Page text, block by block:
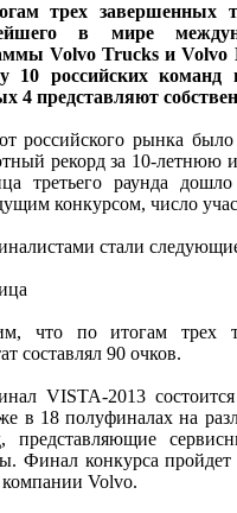
трех завершенных
в мире
Volvo Trucks и Volvo
10 российских
4 представляют
российского рынка
рекорд за 10-летнюю
третьего раунда
конкурсом, число
стали
что по итогам трех
составлял 90 очков.
VISTA-2013
в 18 полуфиналах на
представляющие
Финал конкурса
компании Volvo.